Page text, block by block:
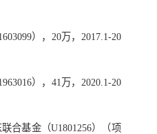
）， 20万， 2017.1-20
）， 41 万， 2020.1-20
联合基金（U1801256）（项